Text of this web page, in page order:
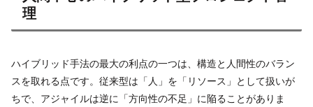
理
ハイブリッド手法の最大の利点の一つは、構造と人間性のバラン
スを取れる点です。従来型は「人」を「リソース」として扱いが
ちで、アジャイルは逆に「方向性の不足」に陥ることがありま